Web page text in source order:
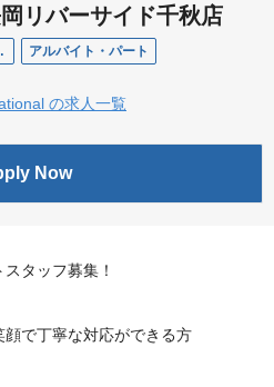
リバーサイド千秋店
イド千秋店 アルバイト・パート
の求人一覧
Now
タッフ募集！
で丁寧な対応ができる方